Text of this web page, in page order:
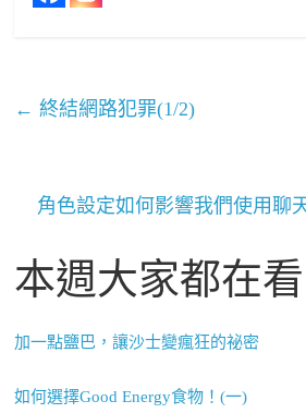
← 終結網路犯罪(1/2)
角色設定如何影響我們使用聊
本週大家都在看
加一點鹽巴，讓沙士變瘋狂的祕密
如何選擇Good Energy食物！(一)